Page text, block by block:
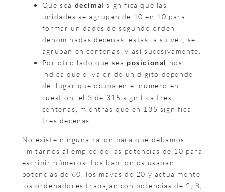
Que sea decimal significa que las
unidades se agrupan de 10 en 10 para
formar unidades de segundo orden
denominadas decenas; éstas, a su vez, se
agrupan en centenas, y así sucesivamente.
Por otro lado que sea posicional nos
indica que el valor de un dígito depende
del lugar que ocupa en el número en
cuestión: el 3 de 315 significa tres
centenas, mientras que en 135 significa
tres decenas.
No existe ninguna razón para que debamos
limitarnos al empleo de las potencias de 10 para
escribir números. Los babilonios usaban
potencias de 60, los mayas de 20 y actualmente
los ordenadores trabajan con potencias de 2, 8,